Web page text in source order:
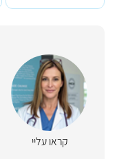
קראו עליי